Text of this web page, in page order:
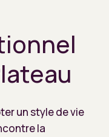
un style de vie
la